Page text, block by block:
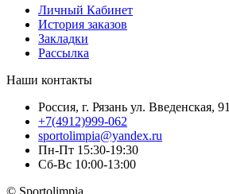
Личный Кабинет
История заказов
Закладки
Рассылка
Наши контакты
Россия, г. Рязань ул. Введенская, 91
+7(4912)999-062
sportolimpia@yandex.ru
Пн-Пт 15:30-19:30
Сб-Вс 10:00-13:00
© Sportolimpia